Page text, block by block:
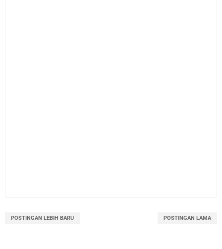
POSTINGAN LEBIH BARU POSTINGAN LAMA